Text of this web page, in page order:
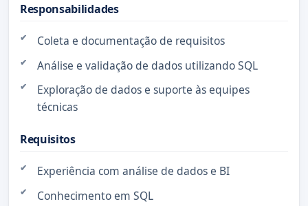
Responsabilidades
Coleta e documentação de requisitos
Análise e validação de dados utilizando SQL
Exploração de dados e suporte às equipes
técnicas
Requisitos
Experiência com análise de dados e BI
Conhecimento em SQL